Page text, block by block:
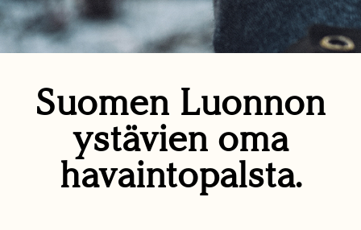
Suomen Luonnon
ystävien oma
havaintopalsta.